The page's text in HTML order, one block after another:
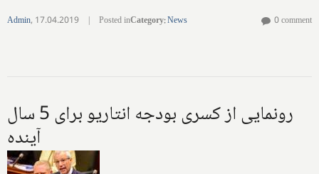
Admin, 17.04.2019 | Posted inCategory:News 0 comment
رونمایی از کسری بودجه انتاریو برای 5 سال
آینده